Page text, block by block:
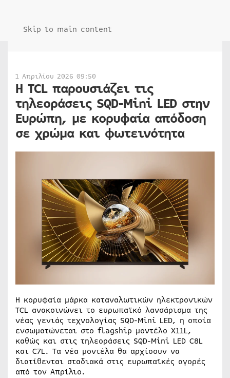
Skip to main content
1 Απριλίου 2026 09:50
Η TCL παρουσιάζει τις
τηλεοράσεις SQD-Mini LED στην
Ευρώπη, με κορυφαία απόδοση
σε χρώμα και φωτεινότητα
Η κορυφαία μάρκα καταναλωτικών ηλεκτρονικών
TCL ανακοινώνει το ευρωπαϊκό λανσάρισμα της
νέας γενιάς τεχνολογίας SQD-Mini LED, η οποία
ενσωματώνεται στο flagship μοντέλο X11L,
καθώς και στις τηλεοράσεις SQD-Mini LED C8L
και C7L. Τα νέα μοντέλα θα αρχίσουν να
διατίθενται σταδιακά στις ευρωπαϊκές αγορές
από τον Απρίλιο.